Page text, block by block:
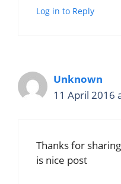
Log in to Reply
Unknown
11 April 2016
Thanks for
is nice post